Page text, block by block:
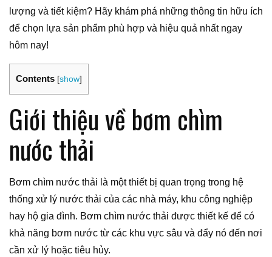
lượng và tiết kiệm? Hãy khám phá những thông tin hữu ích
để chọn lựa sản phẩm phù hợp và hiệu quả nhất ngay
hôm nay!
Contents [show]
Giới thiệu về bơm chìm
nước thải
Bơm chìm nước thải là một thiết bị quan trọng trong hệ
thống xử lý nước thải của các nhà máy, khu công nghiệp
hay hộ gia đình. Bơm chìm nước thải được thiết kế để có
khả năng bơm nước từ các khu vực sâu và đẩy nó đến nơi
cần xử lý hoặc tiêu hủy.